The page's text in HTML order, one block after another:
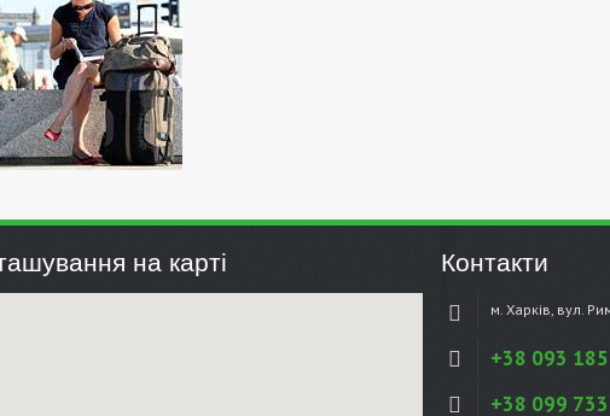
на карті Контакти
м. Харків, вул.
+38 093
+38 099